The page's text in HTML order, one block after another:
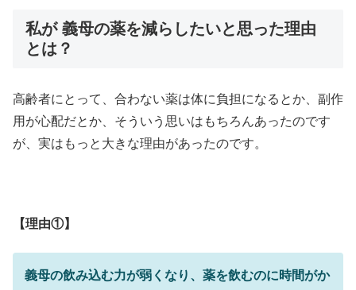
私が 義母の薬を減らしたいと思った理由
とは？
高齢者にとって、合わない薬は体に負担になるとか、副作
用が心配だとか、そういう思いはもちろんあったのです
が、実はもっと大きな理由があったのです。
【理由①】
義母の飲み込む力が弱くなり、薬を飲むのに時間がか